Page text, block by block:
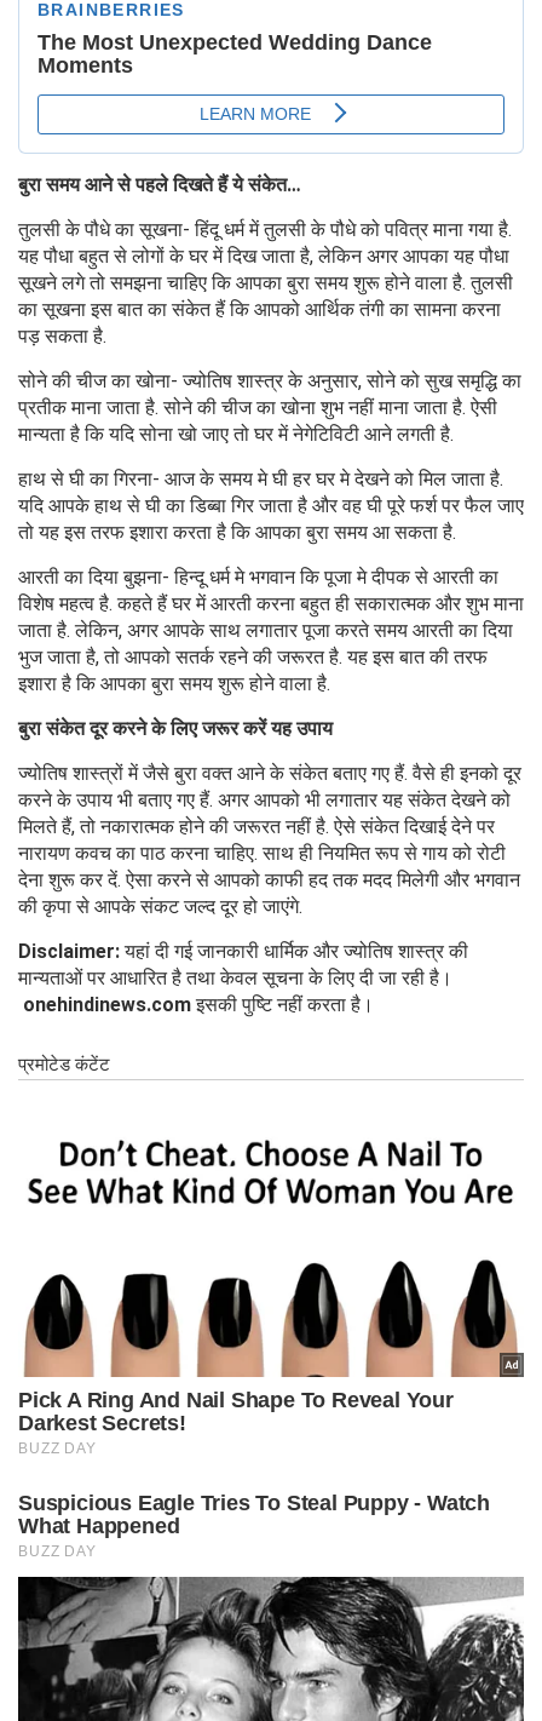
बुरा समय आने से पहले दिखते हैं ये संकेत…
तुलसी के पौधे का सूखना- हिंदू धर्म में तुलसी के पौधे को पवित्र माना गया है.
यह पौधा बहुत से लोगों के घर में दिख जाता है, लेकिन अगर आपका यह पौधा
सूखने लगे तो समझना चाहिए कि आपका बुरा समय शुरू होने वाला है. तुलसी
का सूखना इस बात का संकेत हैं कि आपको आर्थिक तंगी का सामना करना
पड़ सकता है.
सोने की चीज का खोना- ज्योतिष शास्त्र के अनुसार, सोने को सुख समृद्धि का
प्रतीक माना जाता है. सोने की चीज का खोना शुभ नहीं माना जाता है. ऐसी
मान्यता है कि यदि सोना खो जाए तो घर में नेगेटिविटी आने लगती है.
हाथ से घी का गिरना- आज के समय मे घी हर घर मे देखने को मिल जाता है.
यदि आपके हाथ से घी का डिब्बा गिर जाता है और वह घी पूरे फर्श पर फैल जाए
तो यह इस तरफ इशारा करता है कि आपका बुरा समय आ सकता है.
आरती का दिया बुझना- हिन्दू धर्म मे भगवान कि पूजा मे दीपक से आरती का
विशेष महत्व है. कहते हैं घर में आरती करना बहुत ही सकारात्मक और शुभ माना
जाता है. लेकिन, अगर आपके साथ लगातार पूजा करते समय आरती का दिया
भुज जाता है, तो आपको सतर्क रहने की जरूरत है. यह इस बात की तरफ
इशारा है कि आपका बुरा समय शुरू होने वाला है.
बुरा संकेत दूर करने के लिए जरूर करें यह उपाय
ज्योतिष शास्त्रों में जैसे बुरा वक्त आने के संकेत बताए गए हैं. वैसे ही इनको दूर
करने के उपाय भी बताए गए हैं. अगर आपको भी लगातार यह संकेत देखने को
मिलते हैं, तो नकारात्मक होने की जरूरत नहीं है. ऐसे संकेत दिखाई देने पर
नारायण कवच का पाठ करना चाहिए. साथ ही नियमित रूप से गाय को रोटी
देना शुरू कर दें. ऐसा करने से आपको काफी हद तक मदद मिलेगी और भगवान
की कृपा से आपके संकट जल्द दूर हो जाएंगे.
Disclaimer:यहां दी गई जानकारी धार्मिक और ज्योतिष शास्त्र की
मान्यताओं पर आधारित है तथा केवल सूचना के लिए दी जा रही है।
onehindinews.comइसकी पुष्टि नहीं करता है।